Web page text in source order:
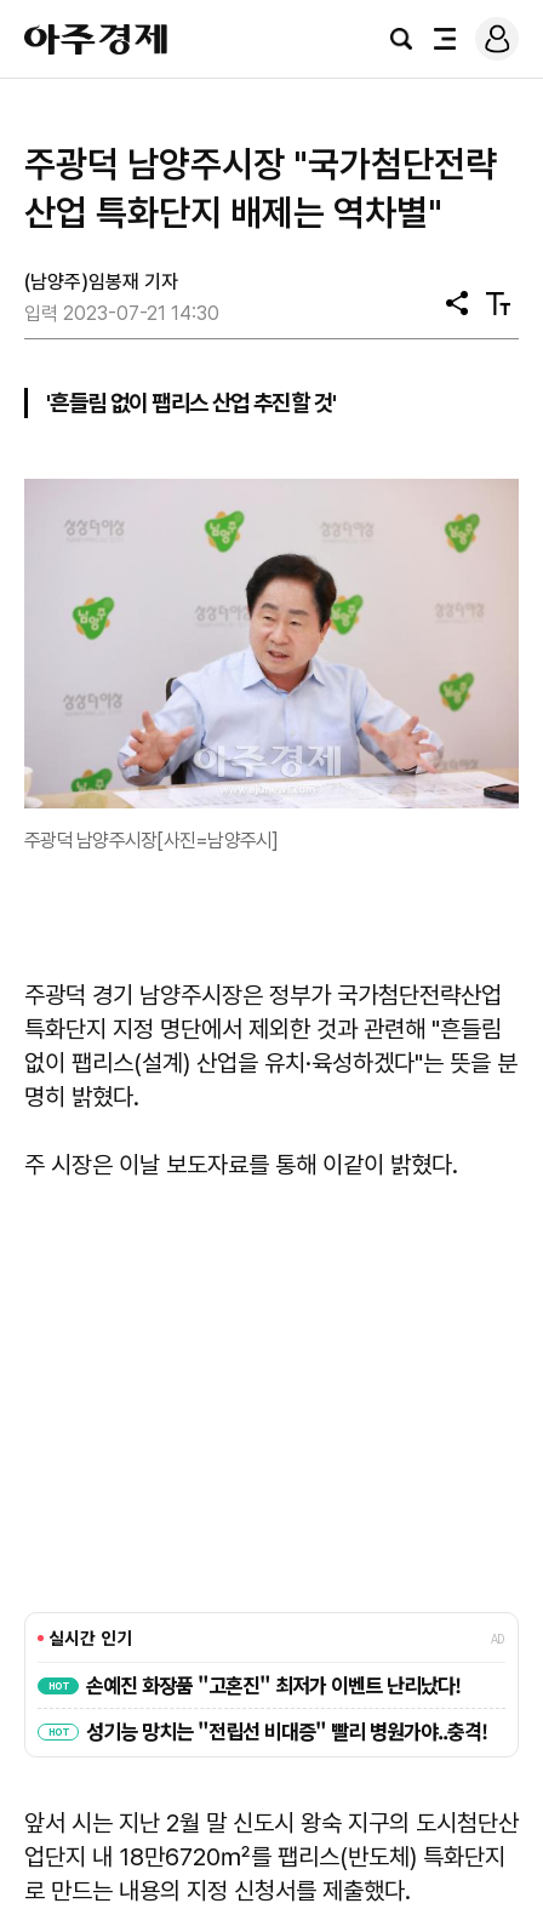
아
주
경
검
전
로
그
주광덕 남양주시장 "국가첨단전략
산업 특화단지 배제는 역차별"
(남양주)임봉재 기자
입력 2023-07-21 14:30
공
유
텍
스
'흔들림 없이 팹리스 산업 추진할 것'
주광덕 남양주시장[사진=남양주시]
주광덕 경기 남양주시장은 정부가 국가첨단전략산업
특화단지 지정 명단에서 제외한 것과 관련해 "흔들림
없이 팹리스(설계) 산업을 유치·육성하겠다"는 뜻을 분
명히 밝혔다.
주 시장은 이날 보도자료를 통해 이같이 밝혔다.
앞서 시는 지난 2월 말 신도시 왕숙 지구의 도시첨단산
업단지 내 18만6720㎡를 팹리스(반도체) 특화단지
로 만드는 내용의 지정 신청서를 제출했다.